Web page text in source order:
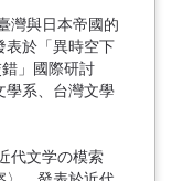
灣與日本帝國的
於「異時空下
」國際研討
學系、台灣文學
代文学の模索